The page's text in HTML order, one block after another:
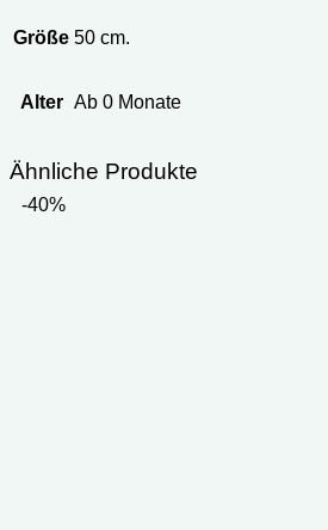
Größe 50 cm.
Alter Ab 0 Monate
Ähnliche Produkte
-40%